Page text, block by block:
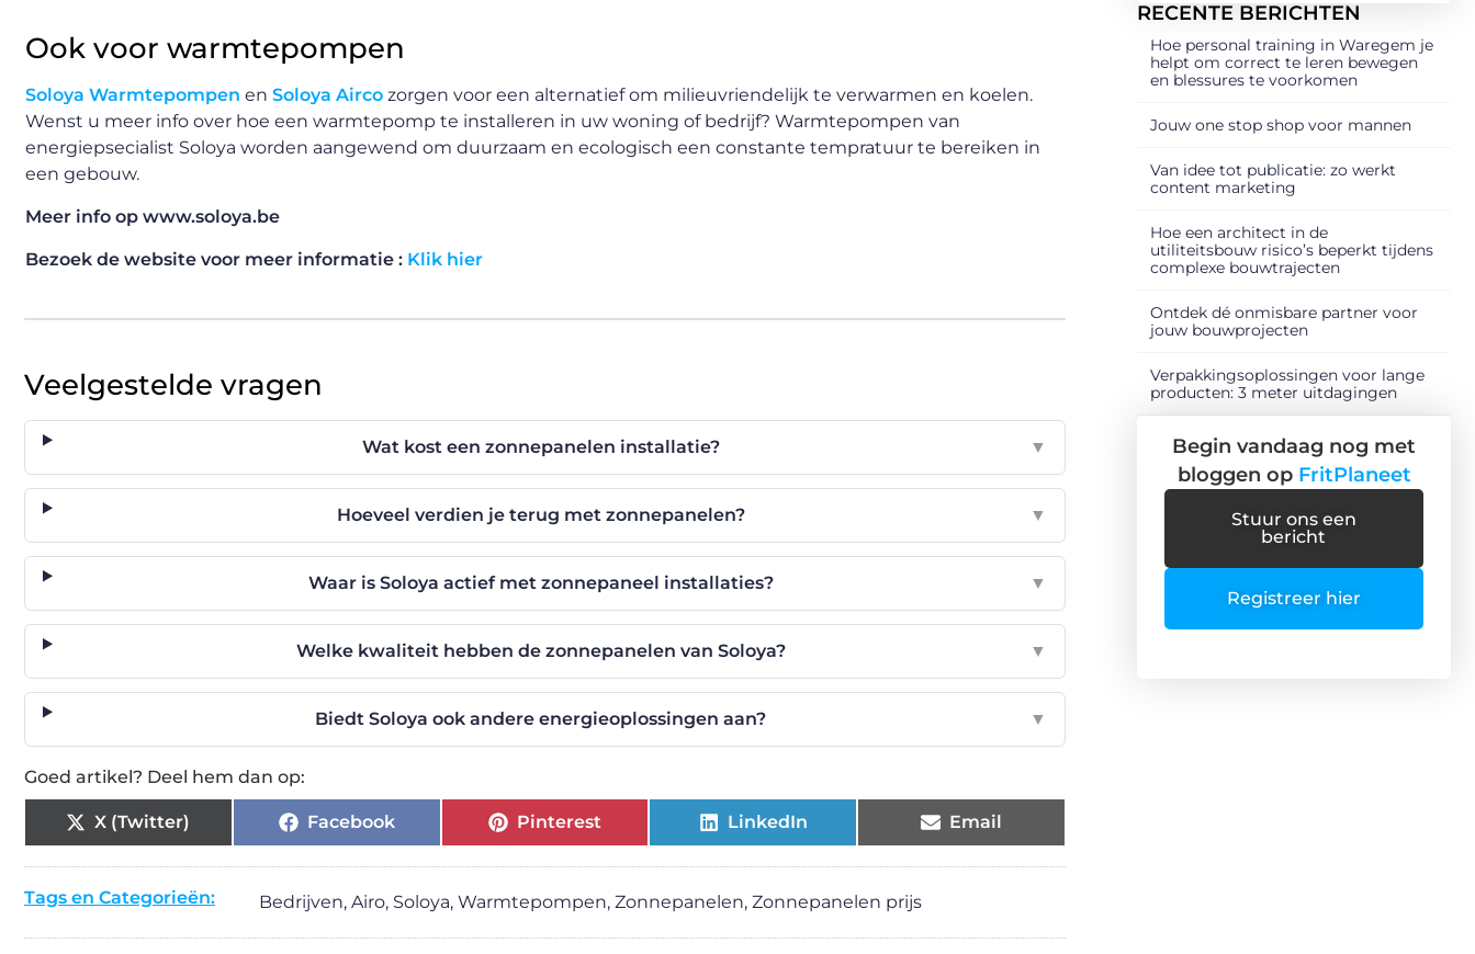
Ook voor warmtepompen
Soloya Warmtepompen en Soloya Airco zorgen voor een alternatief om milieuvriendelijk te verwarmen en koelen.
Wenst u meer info over hoe een warmtepomp te installeren in uw woning of bedrijf? Warmtepompen van
energiepsecialist Soloya worden aangewend om duurzaam en ecologisch een constante tempratuur te bereiken in
een gebouw.
Meer info op www.soloya.be
Bezoek de website voor meer informatie : Klik hier
Veelgestelde vragen
Wat kost een zonnepanelen installatie? ▼
Hoeveel verdien je terug met zonnepanelen? ▼
Waar is Soloya actief met zonnepaneel installaties? ▼
Welke kwaliteit hebben de zonnepanelen van Soloya? ▼
Biedt Soloya ook andere energieoplossingen aan? ▼
Goed artikel? Deel hem dan op:
X (Twitter) Facebook Pinterest LinkedIn Email
Tags en Categorieën: Bedrijven, Airo, Soloya, Warmtepompen, Zonnepanelen, Zonnepanelen prijs
RECENTE BERICHTEN
Hoe personal training in Waregem je
helpt om correct te leren bewegen
en blessures te voorkomen
Jouw one stop shop voor mannen
Van idee tot publicatie: zo werkt
content marketing
Hoe een architect in de
utiliteitsbouw risico’s beperkt tijdens
complexe bouwtrajecten
Ontdek dé onmisbare partner voor
jouw bouwprojecten
Verpakkingsoplossingen voor lange
producten: 3 meter uitdagingen
Begin vandaag nog met
bloggen op FritPlaneet
Stuur ons een
bericht
Registreer hier